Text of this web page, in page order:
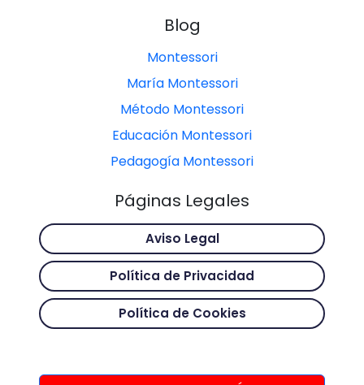
Blog
Montessori
María Montessori
Método Montessori
Educación Montessori
Pedagogía Montessori
Páginas Legales
Aviso Legal
Política de Privacidad
Política de Cookies